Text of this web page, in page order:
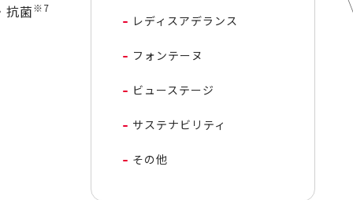
抗菌※7
レディスアデランス
フォンテーヌ
ビューステージ
サステナビリティ
その他